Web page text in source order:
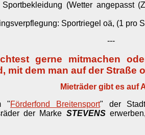
Sportbekleidung (Wetter angepasst
Sportriegel oä, (1 pro
gerne mitmachen
mit dem man auf der Straße
gibt es auf
"Förderfond Breitensport" der
der Marke STEVENS